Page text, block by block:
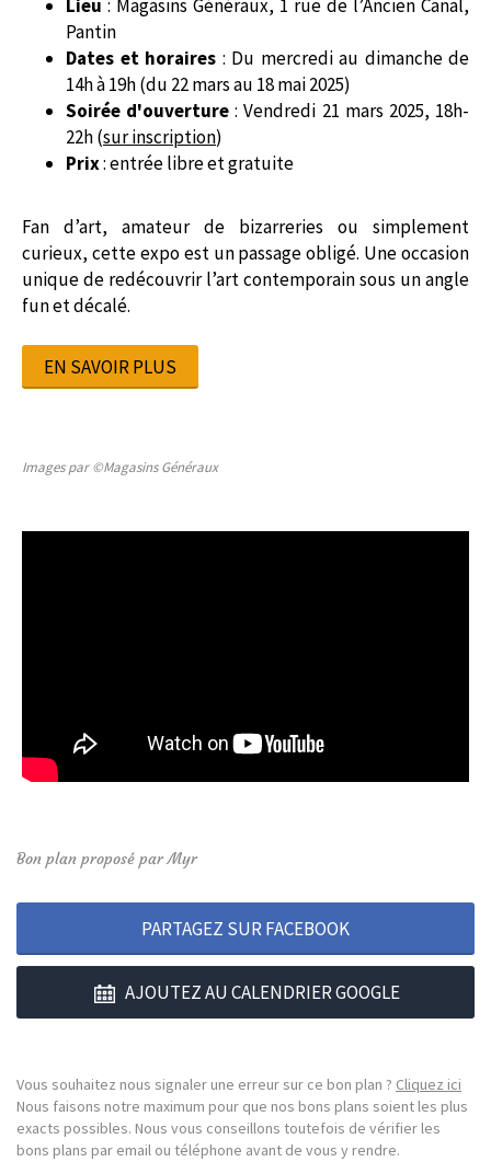
Lieu : Magasins Généraux, 1 rue de l’Ancien Canal,
Pantin
Dates et horaires : Du mercredi au dimanche de
14h à 19h (du 22 mars au 18 mai 2025)
Soirée d'ouverture : Vendredi 21 mars 2025, 18h-
22h (sur inscription)
Prix: entrée libre et gratuite
Fan d’art, amateur de bizarreries ou simplement
curieux, cette expo est un passage obligé. Une occasion
unique de redécouvrir l’art contemporain sous un angle
fun et décalé.
EN SAVOIR PLUS
Images par ©Magasins Généraux
Bon plan proposé par Myr
PARTAGEZ SUR FACEBOOK
AJOUTEZ AU CALENDRIER GOOGLE
Vous souhaitez nous signaler une erreur sur ce bon plan ? Cliquez ici
Nous faisons notre maximum pour que nos bons plans soient les plus
exacts possibles. Nous vous conseillons toutefois de vérifier les
bons plans par email ou téléphone avant de vous y rendre.